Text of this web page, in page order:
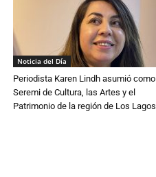
Noticia del Día
Periodista Karen Lindh asumió como
Seremi de Cultura, las Artes y el
Patrimonio de la región de Los Lagos